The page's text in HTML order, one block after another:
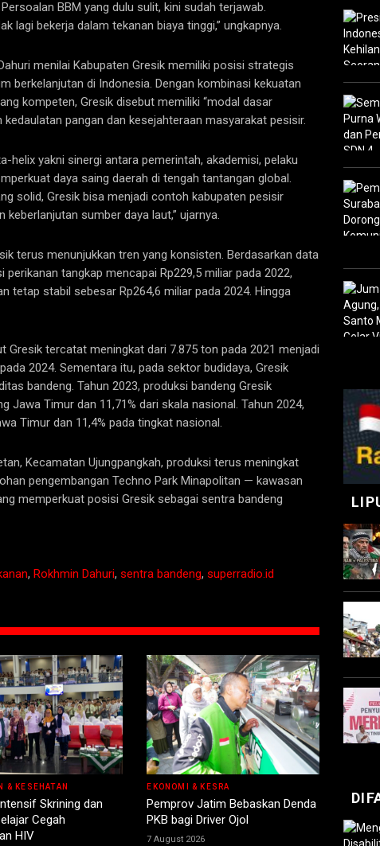
BBM yang dulu sulit, kini sudah terjawab.
lagi bekerja dalam tekanan biaya tinggi,” ungkapnya.
menilai Kabupaten Gresik memiliki posisi strategis
berkelanjutan di Indonesia. Dengan kombinasi kekuatan
kompeten, Gresik disebut memiliki “modal dasar
pangan dan kesejahteraan masyarakat pesisir.
helix yakni sinergi antara pemerintah, akademisi, pelaku
daya saing daerah di tengah tantangan global.
solid, Gresik bisa menjadi contoh kabupaten pesisir
sumber daya laut,” ujarnya.
terus menunjukkan tren yang konsisten. Berdasarkan data
tangkap mencapai Rp229,5 miliar pada 2022,
tetap stabil sebesar Rp264,6 miliar pada 2024. Hingga
Gresik tercatat meningkat dari 7.875 ton pada 2021 menjadi
2024. Sementara itu, pada sektor budidaya, Gresik
bandeng. Tahun 2023, produksi bandeng Gresik
Jawa Timur dan 11,71% dari skala nasional. Tahun 2024,
Timur dan 11,4% pada tingkat nasional.
Kecamatan Ujungpangkah, produksi terus meningkat
pengembangan Techno Park Minapolitan — kawasan
memperkuat posisi Gresik sebagai sentra bandeng
, Rokhmin Dahuri, sentra bandeng, superradio.id
& KESEHATAN
Skrining dan
Cegah
HIV
EKONOMI & KESRA
Pemprov Jatim Bebaskan Denda
PKB bagi Driver Ojol
7 August 2026